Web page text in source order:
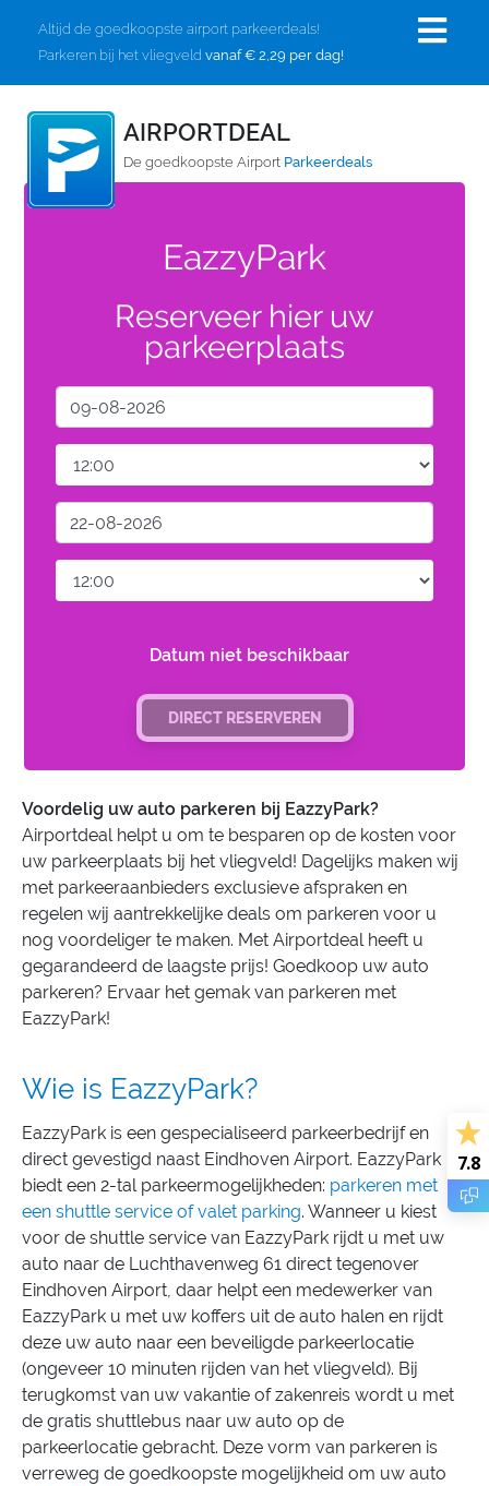
Altijd de goedkoopste airport parkeerdeals!
Parkeren bij het vliegveld vanaf € 2,29 per dag!
AIRPORTDEAL
De goedkoopste Airport Parkeerdeals
EazzyPark
Reserveer hier uw
parkeerplaats
Datum niet beschikbaar
DIRECT RESERVEREN
Voordelig uw auto parkeren bij EazzyPark?
Airportdeal helpt u om te besparen op de kosten voor
uw parkeerplaats bij het vliegveld! Dagelijks maken wij
met parkeeraanbieders exclusieve afspraken en
regelen wij aantrekkelijke deals om parkeren voor u
nog voordeliger te maken. Met Airportdeal heeft u
gegarandeerd de laagste prijs! Goedkoop uw auto
parkeren? Ervaar het gemak van parkeren met
EazzyPark!
Wie is EazzyPark?
EazzyPark is een gespecialiseerd parkeerbedrijf en
direct gevestigd naast Eindhoven Airport. EazzyPark
biedt een 2-tal parkeermogelijkheden: parkeren met
een shuttle service of valet parking. Wanneer u kiest
voor de shuttle service van EazzyPark rijdt u met uw
auto naar de Luchthavenweg 61 direct tegenover
Eindhoven Airport, daar helpt een medewerker van
EazzyPark u met uw koffers uit de auto halen en rijdt
deze uw auto naar een beveiligde parkeerlocatie
(ongeveer 10 minuten rijden van het vliegveld). Bij
terugkomst van uw vakantie of zakenreis wordt u met
de gratis shuttlebus naar uw auto op de
parkeerlocatie gebracht. Deze vorm van parkeren is
verreweg de goedkoopste mogelijkheid om uw auto
7.8